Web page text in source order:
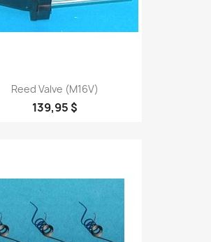
Reed Valve (M16V)
139,95 $